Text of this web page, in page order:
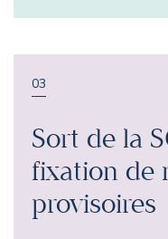
03
Sort de la
fixation de
provisoires